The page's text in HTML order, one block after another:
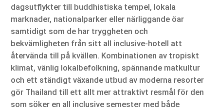
dagsutflykter till buddhistiska tempel, lokala
marknader, nationalparker eller närliggande öar
samtidigt som de har tryggheten och
bekvämligheten från sitt all inclusive-hotell att
återvända till på kvällen. Kombinationen av tropiskt
klimat, vänlig lokalbefolkning, spännande matkultur
och ett ständigt växande utbud av moderna resorter
gör Thailand till ett allt mer attraktivt resmål för den
som söker en all inclusive semester med både